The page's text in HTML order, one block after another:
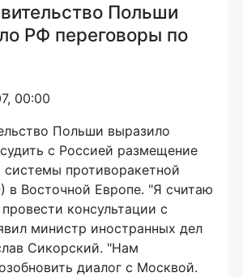
Польши
РФ переговоры по
00:00
Польши выразило
с Россией размещение
противоракетной
Восточной Европе. "Я считаю
консультации с
министр иностранных дел
Сикорский. "Нам
диалог с Москвой.